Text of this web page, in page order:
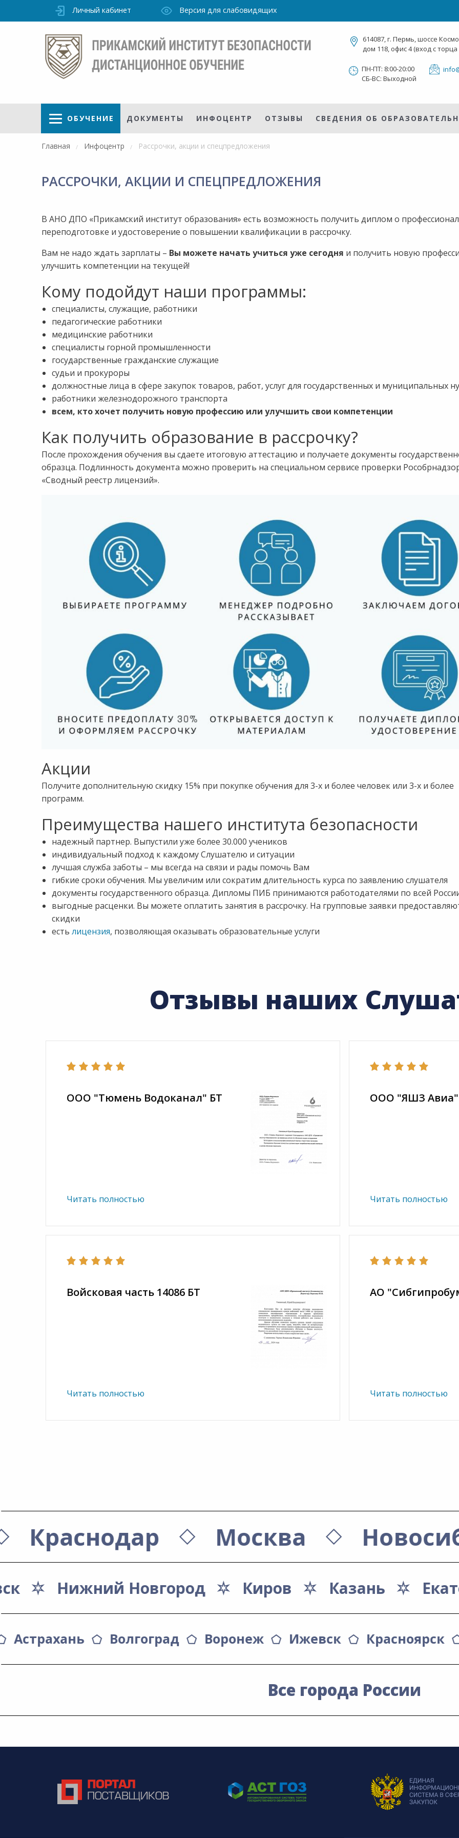
8:00-20:00
Выходной
Личный кабинет Версия для слабовидящих
614087, г. Пермь, шоссе
дом 118, офис 4 (вход с
ПН-ПТ: 8:00-20:00
СБ-ВС: Выходной
ОБУЧЕНИЕ ДОКУМЕНТЫ ИНФОЦЕНТР ОТЗЫВЫ СВЕДЕНИЯ ОБ
Главная Инфоцентр Рассрочки, акции и спецпредложения
РАССРОЧКИ, АКЦИИ И СПЕЦПРЕДЛОЖЕНИЯ
В АНО ДПО «Прикамский институт образования» есть возможность получить диплом о
переподготовке и удостоверение о повышении квалификации в рассрочку.
Вам не надо ждать зарплаты – Вы можете начать учиться уже сегодня и получить новую
улучшить компетенции на текущей!
Кому подойдут наши программы:
специалисты, служащие, работники
педагогические работники
медицинские работники
специалисты горной промышленности
государственные гражданские служащие
судьи и прокуроры
должностные лица в сфере закупок товаров, работ, услуг для государственных и муниципальных
работники железнодорожного транспорта
всем, кто хочет получить новую профессию или улучшить свои компетенции
Как получить образование в рассрочку?
После прохождения обучения вы сдаете итоговую аттестацию и получаете документы
образца. Подлинность документа можно проверить на специальном сервисе проверки
«Сводный реестр лицензий».
Акции
Получите дополнительную скидку 15% при покупке обучения для 3-х и более человек или 3-х и более
программ.
Преимущества нашего института безопасности
надежный партнер. Выпустили уже более 30.000 учеников
индивидуальный подход к каждому Слушателю и ситуации
лучшая служба заботы – мы всегда на связи и рады помочь Вам
гибкие сроки обучения. Мы увеличим или сократим длительность курса по заявлению слушателя
документы государственного образца. Дипломы ПИБ принимаются работодателями по всей
выгодные расценки. Вы можете оплатить занятия в рассрочку. На групповые заявки
скидки
есть лицензия, позволяющая оказывать образовательные услуги
Отзывы наших
ООО "Тюмень Водоканал" БТ
Читать полностью
ООО "ЯШЗ Авиа"
Читать полностью
Войсковая часть 14086 БТ
Читать полностью
АО
Читать полностью
Краснодар Москва
Казань
Киров
Нижний Новгород
Астрахань Волгоград Воронеж Ижевск Красноярск
Все города России